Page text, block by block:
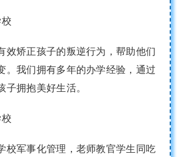
效矫正孩子的叛逆行为，帮助他们
。我们拥有多年的办学经验，通过
子拥抱美好生活。
校军事化管理，老师教官学生同吃